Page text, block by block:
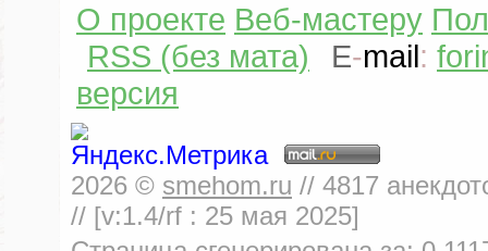
О проекте Веб-мастеру
RSS (без мата)
E-mail:
версия
2026 © smehom.ru // 4817
// [v:1.4/rf : 25 мая 2025]